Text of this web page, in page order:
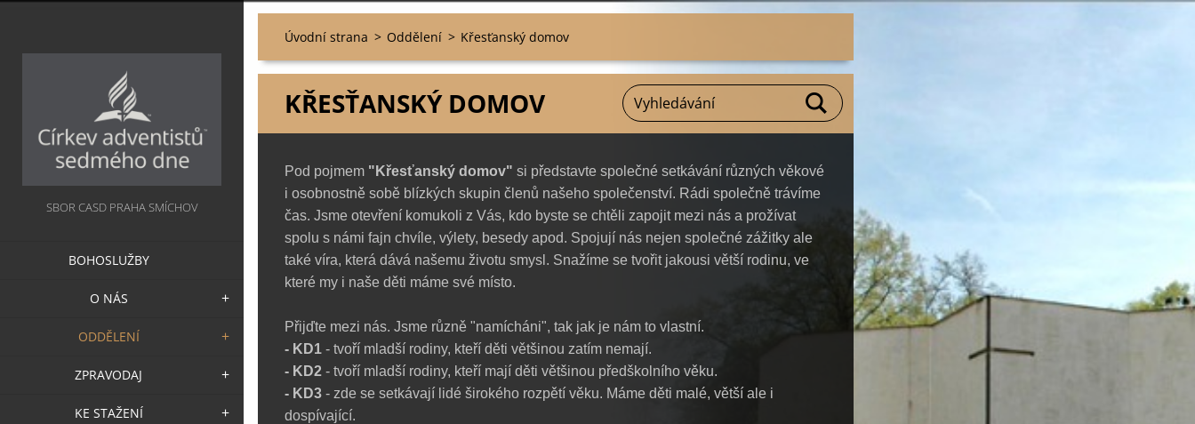
SBOR CASD PRAHA SMÍCHOV
BOHOSLUŽBY
O NÁS
ODDĚLENÍ
ZPRAVODAJ
KE STAŽENÍ
Úvodní strana > Oddělení > Křesťanský domov
KŘESŤANSKÝ DOMOV
Pod pojmem "Křesťanský domov" si představte společné setkávání různých věkové
i osobnostně sobě blízkých skupin členů našeho společenství. Rádi společně trávíme
čas. Jsme otevření komukoli z Vás, kdo byste se chtěli zapojit mezi nás a prožívat
spolu s námi fajn chvíle, výlety, besedy apod. Spojují nás nejen společné zážitky ale
také víra, která dává našemu životu smysl. Snažíme se tvořit jakousi větší rodinu, ve
které my i naše děti máme své místo.
Přijďte mezi nás. Jsme různě "namícháni", tak jak je nám to vlastní.
- KD1 - tvoří mladší rodiny, kteří děti většinou zatím nemají.
- KD2 - tvoří mladší rodiny, kteří mají děti většinou předškolního věku.
- KD3 - zde se setkávají lidé širokého rozpětí věku. Máme děti malé, větší ale i
dospívající.